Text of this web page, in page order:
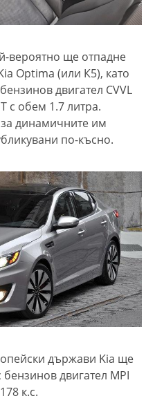
вероятно ще отпадне
Оptima (или К5), като
двигател CVVL
с обем 1.7 литра.
динамичните им
по-късно.
държави Kia ще
двигател MPI
к.с.